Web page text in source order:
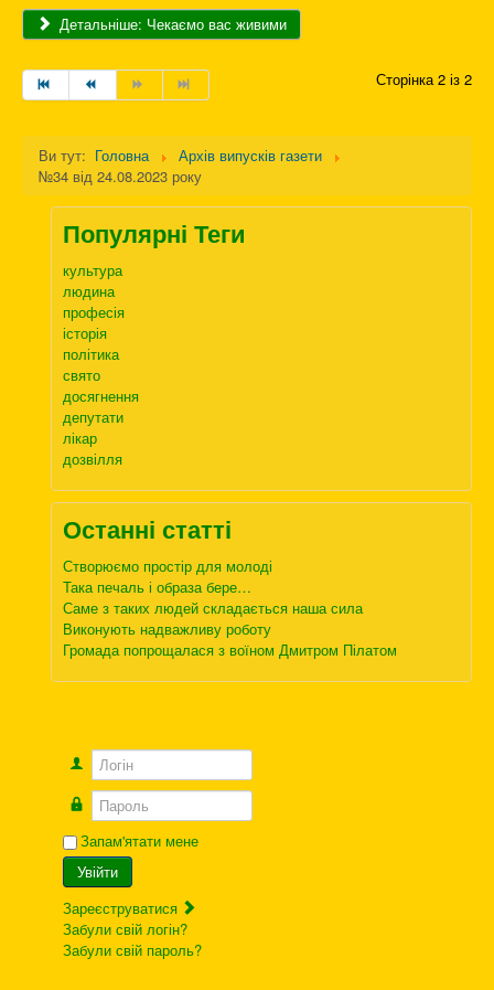
Детальніше: Чекаємо вас живими
Сторінка 2 із 2
Ви тут: Головна
Архів випусків газети
№34 від 24.08.2023 року
Популярні Теги
культура
людина
професія
історія
політика
свято
досягнення
депутати
лікар
дозвілля
Останні статті
Створюємо простір для молоді
Така печаль і образа бере…
Саме з таких людей складається наша сила
Виконують надважливу роботу
Громада попрощалася з воїном Дмитром Пілатом
Логін
Пароль
Запам'ятати мене
Увійти
Зареєструватися
Забули свій логін?
Забули свій пароль?